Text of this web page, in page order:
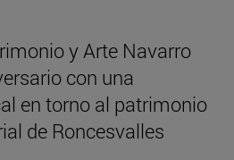
y Arte Navarro
con una
en torno al patrimonio
de Roncesvalles